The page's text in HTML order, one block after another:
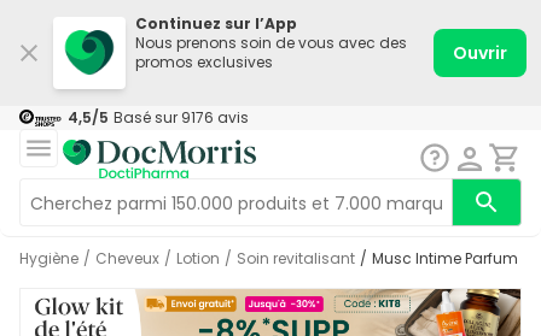
Continuez sur l’App
Nous prenons soin de vous avec des
promos exclusives
Ouvrir
4,5/5 Basé sur 9176 avis
Hygiène / Cheveux / Lotion / Soin revitalisant / Musc Intime Parfum